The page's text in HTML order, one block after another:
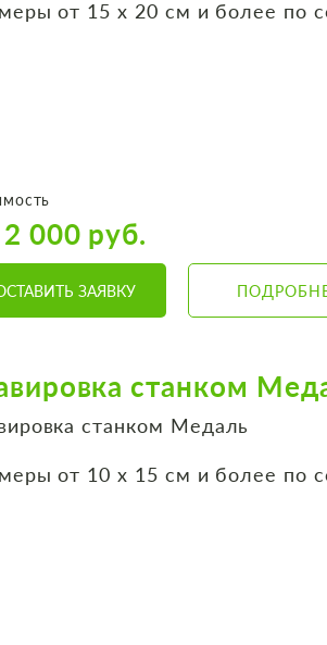
от 15 х 20 см и более по
000 руб.
ЗАЯВКУ
станком
станком Медаль
от 10 х 15 см и более по